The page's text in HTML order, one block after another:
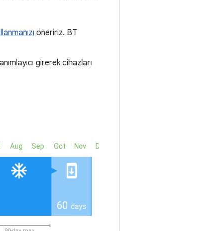
öneririz. BT
girerek cihazları